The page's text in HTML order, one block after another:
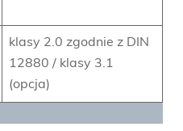
klasy 2.0 zgodnie z DIN
12880 / klasy 3.1
(opcja)